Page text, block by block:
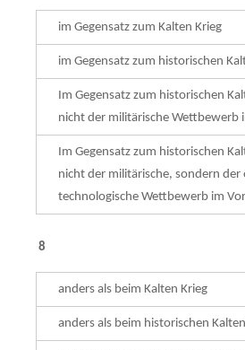
im Gegensatz zum Kalten Krieg
im Gegensatz zum historischen
Im Gegensatz zum historischen
nicht der militärische Wettbewerb
Im Gegensatz zum historischen
nicht der militärische, sondern der
technologische Wettbewerb im
8
anders als beim Kalten Krieg
anders als beim historischen